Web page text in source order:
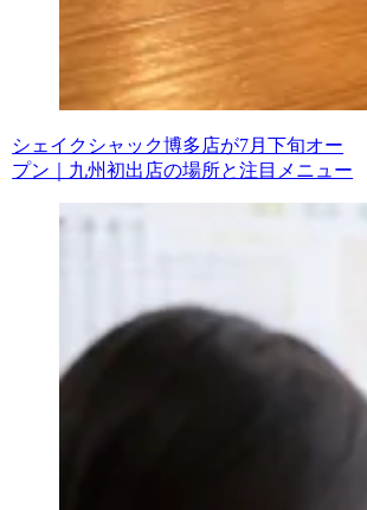
シェイクシャック博多店が7月下旬オー
プン｜九州初出店の場所と注目メニュー